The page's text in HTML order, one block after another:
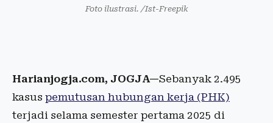
Foto ilustrasi. /Ist-Freepik
Harianjogja.com, JOGJA—Sebanyak 2.495
kasus pemutusan hubungan kerja (PHK)
terjadi selama semester pertama 2025 di